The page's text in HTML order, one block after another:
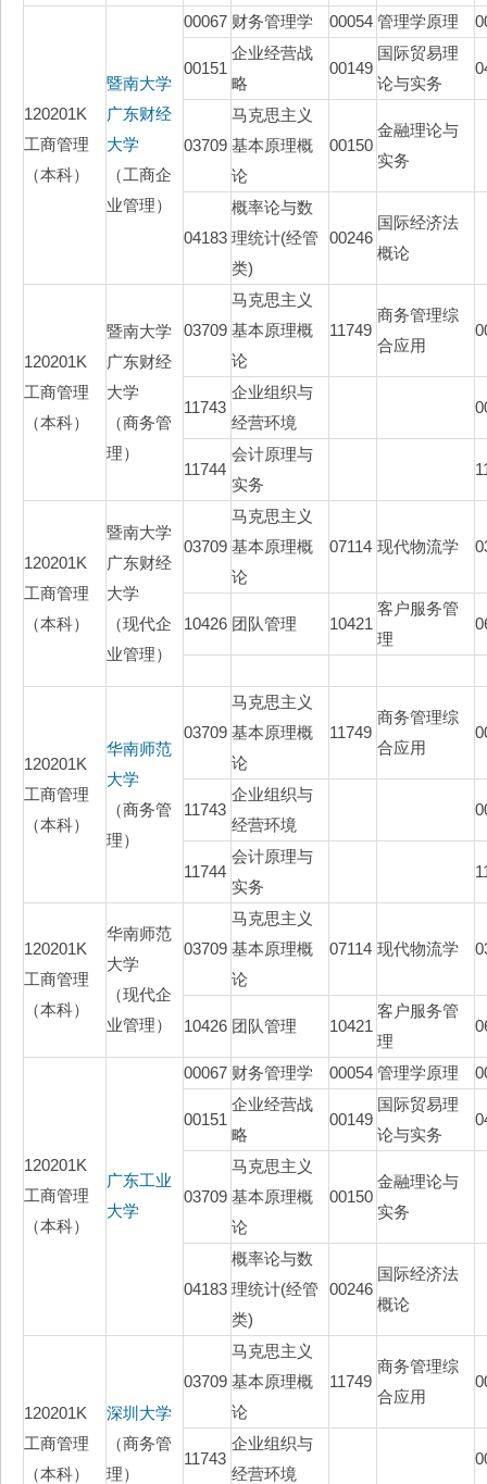
120201K
工商管理
（本科）
暨南大学
广东财经
大学
（工商企
业管理）
00067 财务管理学 00054 管理学原理
00151
企业经营战
略
00149
国际贸易理
论与实务
03709
马克思主义
基本原理概
论
00150
金融理论与
实务
04183
概率论与数
理统计(经管
类)
00246
国际经济法
概论
120201K
工商管理
（本科）
暨南大学
广东财经
大学
（商务管
理）
03709
马克思主义
基本原理概
论
11749
商务管理综
合应用
11743
企业组织与
经营环境
11744
会计原理与
实务
120201K
工商管理
（本科）
暨南大学
广东财经
大学
（现代企
业管理）
03709
马克思主义
基本原理概
论
07114 现代物流学
10426 团队管理 10421
客户服务管
理
120201K
工商管理
（本科）
华南师范
大学
（商务管
理）
03709
马克思主义
基本原理概
论
11749
商务管理综
合应用
11743
企业组织与
经营环境
11744
会计原理与
实务
120201K
工商管理
（本科）
华南师范
大学
（现代企
业管理）
03709
马克思主义
基本原理概
论
07114 现代物流学
10426 团队管理 10421
客户服务管
理
120201K
工商管理
（本科）
广东工业
大学
00067 财务管理学 00054 管理学原理
00151
企业经营战
略
00149
国际贸易理
论与实务
03709
马克思主义
基本原理概
论
00150
金融理论与
实务
04183
概率论与数
理统计(经管
类)
00246
国际经济法
概论
120201K
工商管理
（本科）
深圳大学
（商务管
理）
03709
马克思主义
基本原理概
论
11749
商务管理综
合应用
11743
企业组织与
经营环境